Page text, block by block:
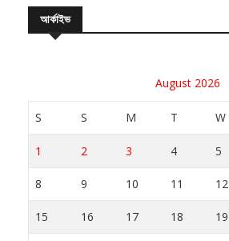
আর্কাইভ
August 2026
S S M T W
1 2 3 4 5
8 9 10 11 12
15 16 17 18 19